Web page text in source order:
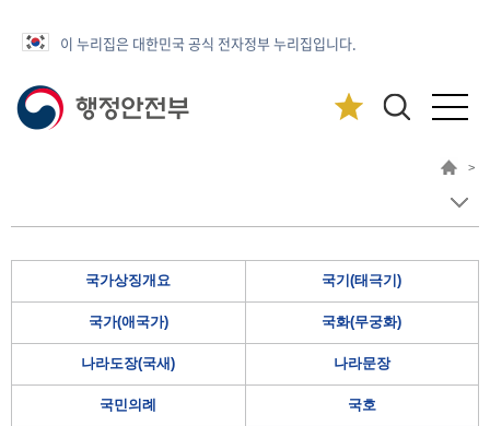
이 누리집은 대한민국 공식 전자정부 누리집입니다.
>
국가상징개요 국기(태극기)
국가(애국가) 국화(무궁화)
나라도장(국새) 나라문장
국민의례 국호